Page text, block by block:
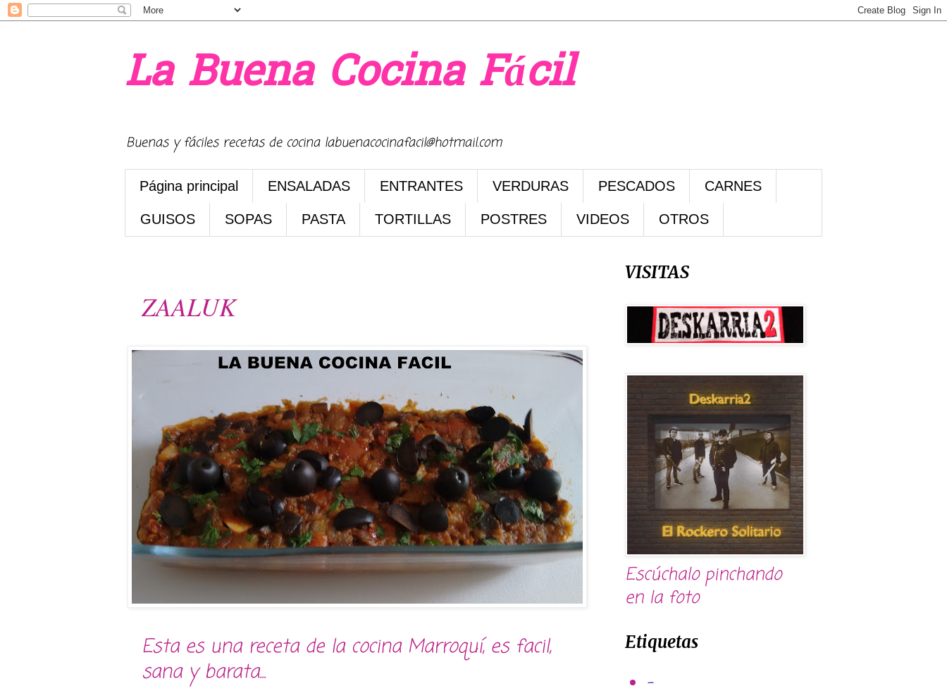
La Buena Cocina Fácil
Buenas y fáciles recetas de cocina labuenacocinafacil@hotmail.com
Página principal ENSALADAS ENTRANTES VERDURAS PESCADOS CARNES
GUISOS SOPAS PASTA TORTILLAS POSTRES VIDEOS OTROS
ZAALUK
Esta es una receta de la cocina Marroquí, es facil,
sana y barata...
VISITAS
Escúchalo pinchando
en la foto
Etiquetas
-